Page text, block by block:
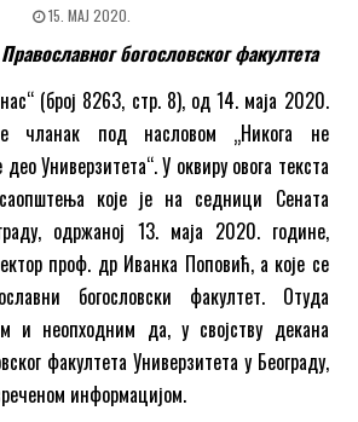
15. МАЈ 2020.
богословског факултета
(број 8263, стр. 8), од 14. маја 2020.
чланак под насловом „Никога не
Универзитета“. У оквиру овога текста
које је на седници Сената
одржаној 13. маја 2020. године,
проф. др Иванка Поповић, а које се
богословски факултет. Отуда
и неопходним да, у својству декана
факултета Универзитета у Београду,
информацијом.